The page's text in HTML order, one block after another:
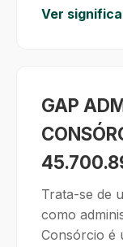
Ver
GAP
Trata-se de
como
Consórcio é